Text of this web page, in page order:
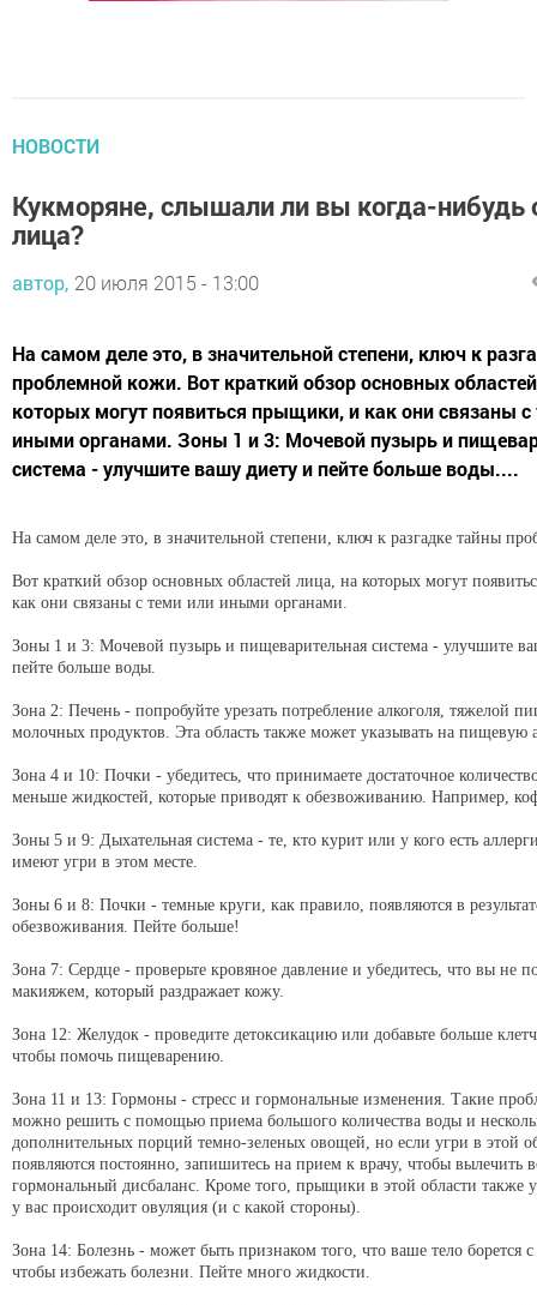
НОВОСТИ
Кукморяне, слышали ли вы когда-нибудь
лица?
автор, 20 июля 2015 - 13:00
На самом деле это, в значительной степени, ключ к
проблемной кожи. Вот краткий обзор основных
которых могут появиться прыщики, и как они связаны с
иными органами. Зоны 1 и 3: Мочевой пузырь и
система - улучшите вашу диету и пейте больше воды....
На самом деле это, в значительной степени, ключ к разгадке тайны
Вот краткий обзор основных областей лица, на которых могут
как они связаны с теми или иными органами.
Зоны 1 и 3: Мочевой пузырь и пищеварительная система - улучшите
пейте больше воды.
Зона 2: Печень - попробуйте урезать потребление алкоголя, тяжелой
молочных продуктов. Эта область также может указывать на пищевую
Зона 4 и 10: Почки - убедитесь, что принимаете достаточное
меньше жидкостей, которые приводят к обезвоживанию. Например,
Зоны 5 и 9: Дыхательная система - те, кто курит или у кого есть
имеют угри в этом месте.
Зоны 6 и 8: Почки - темные круги, как правило, появляются в
обезвоживания. Пейте больше!
Зона 7: Сердце - проверьте кровяное давление и убедитесь, что вы не
макияжем, который раздражает кожу.
Зона 12: Желудок - проведите детоксикацию или добавьте больше
чтобы помочь пищеварению.
Зона 11 и 13: Гормоны - стресс и гормональные изменения. Такие
можно решить с помощью приема большого количества воды и
дополнительных порций темно-зеленых овощей, но если угри в этой
появляются постоянно, запишитесь на прием к врачу, чтобы вылечить
гормональный дисбаланс. Кроме того, прыщики в этой области также
у вас происходит овуляция (и с какой стороны).
Зона 14: Болезнь - может быть признаком того, что ваше тело борется
чтобы избежать болезни. Пейте много жидкости.